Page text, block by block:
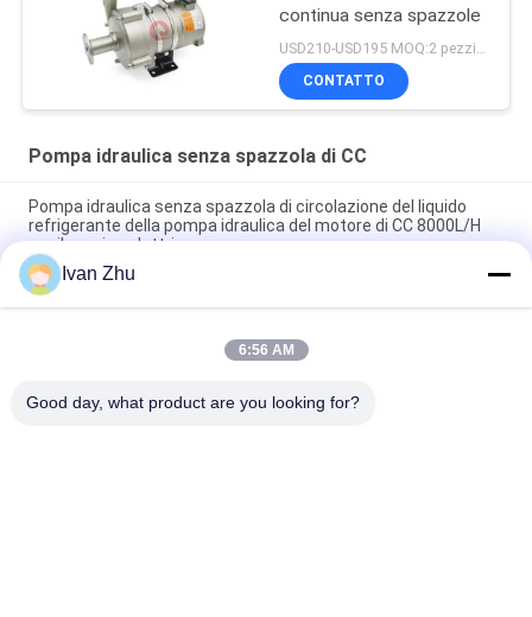
continua senza spazzole
CONTATTO
Pompa idraulica senza spazzola di CC
Pompa idraulica senza spazzola di circolazione del liquido
refrigerante della pompa idraulica del motore di CC 8000L/H
per il camion elettrico
pompa idraulica elettrica resistente capa di 24V 240W 16m
per il bus elettrico
Pompa idraulica senza spazzola del motore di CC di IP67
Ivan Zhu
6:56 AM
Good day, what product are you looking for?